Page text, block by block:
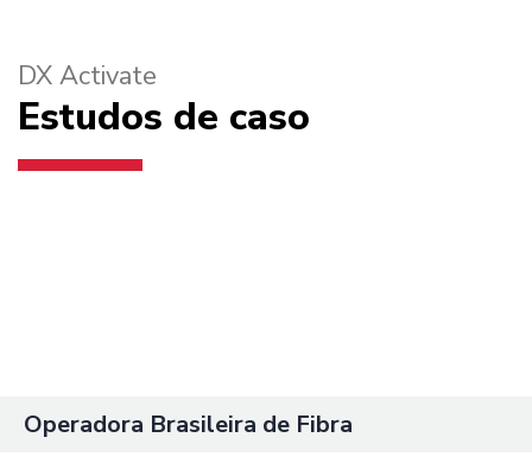
DX Activate
Estudos de caso
Operadora Brasileira de Fibra